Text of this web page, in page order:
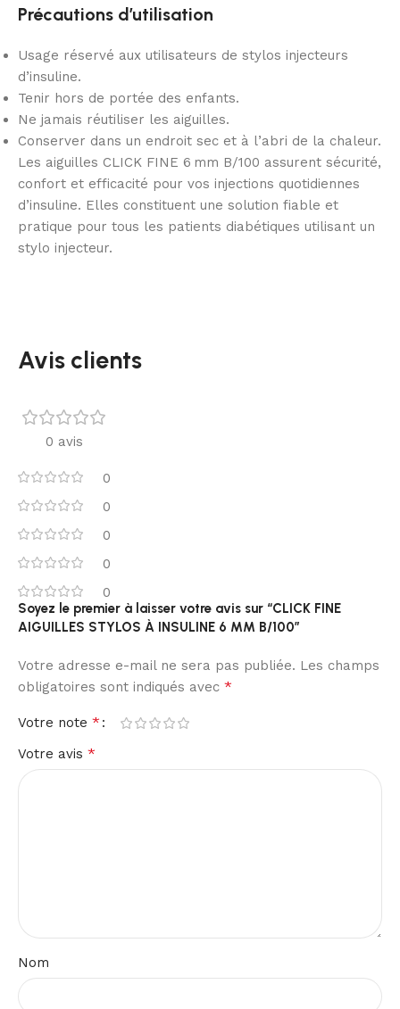
Précautions d’utilisation
Usage réservé aux utilisateurs de stylos injecteurs
d’insuline.
Tenir hors de portée des enfants.
Ne jamais réutiliser les aiguilles.
Conserver dans un endroit sec et à l’abri de la chaleur.
Les aiguilles CLICK FINE 6 mm B/100 assurent sécurité,
confort et efficacité pour vos injections quotidiennes
d’insuline. Elles constituent une solution fiable et
pratique pour tous les patients diabétiques utilisant un
stylo injecteur.
Avis clients
0 avis
0
0
0
0
0
Soyez le premier à laisser votre avis sur “CLICK FINE
AIGUILLES STYLOS À INSULINE 6 MM B/100”
Votre adresse e-mail ne sera pas publiée. Les champs
obligatoires sont indiqués avec *
Votre note *
Votre avis *
Nom